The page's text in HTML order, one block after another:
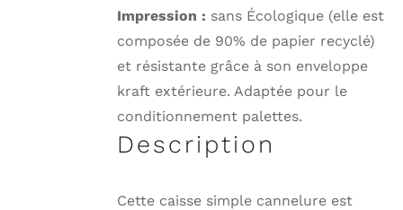
Impression : sans Écologique (elle est
composée de 90% de papier recyclé)
et résistante grâce à son enveloppe
kraft extérieure. Adaptée pour le
conditionnement palettes.
Description
Cette caisse simple cannelure est